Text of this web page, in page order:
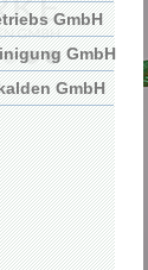
GmbH
GmbH
GmbH